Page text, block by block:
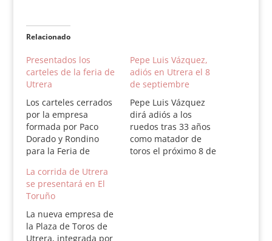
Relacionado
Presentados los
carteles de la feria de
Utrera
Los carteles cerrados
por la empresa
formada por Paco
Dorado y Rondino
para la Feria de
Utrera, y que fueron
presentados ayer en
El Toruño, son los
siguientes: •Sábado, 8
de septiembre: Un
toro de Murube para
Pepe Luis Vázquez,
adiós en Utrera el 8
de septiembre
Pepe Luis Vázquez
dirá adiós a los
ruedos tras 33 años
como matador de
toros el próximo 8 de
La corrida de Utrera
se presentará en El
Toruño
La nueva empresa de
la Plaza de Toros de
Utrera, integrada por